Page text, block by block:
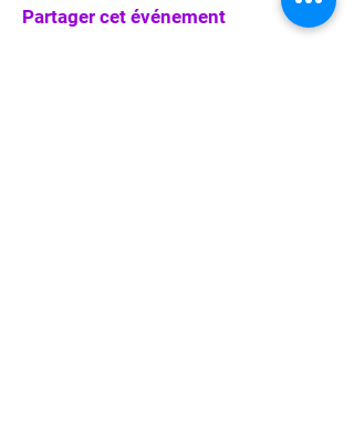
Partager cet événement